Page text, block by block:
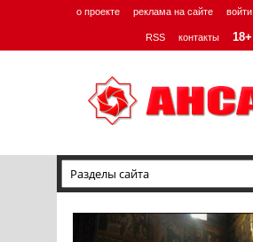
о проекте реклама на сайте войти
RSS контакты 18+